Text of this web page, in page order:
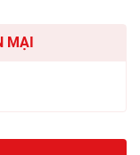
MẠI